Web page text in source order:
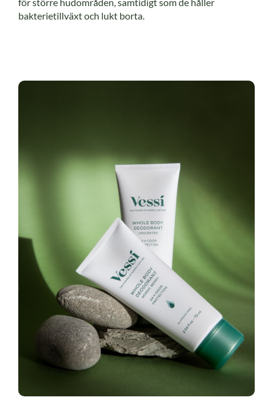
bakterietillväxt och lukt borta.